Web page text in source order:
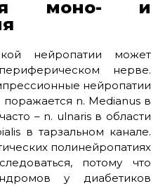
моно- и
нейропатии может
нерве.
нейропатии
n. Medianus в
– n. ulnaris в области
в тарзальном канале.
полинейропатиях
потому что
у диабетиков